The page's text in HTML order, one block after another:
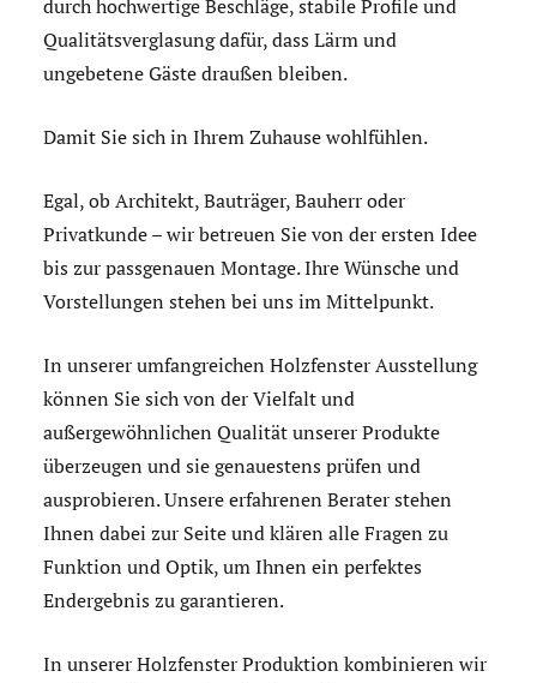
durch hochwertige Beschläge, stabile Profile und
Qualitätsverglasung dafür, dass Lärm und
ungebetene Gäste draußen bleiben.
Damit Sie sich in Ihrem Zuhause wohlfühlen.
Egal, ob Architekt, Bauträger, Bauherr oder
Privatkunde – wir betreuen Sie von der ersten Idee
bis zur passgenauen Montage. Ihre Wünsche und
Vorstellungen stehen bei uns im Mittelpunkt.
In unserer umfangreichen Holzfenster Ausstellung
können Sie sich von der Vielfalt und
außergewöhnlichen Qualität unserer Produkte
überzeugen und sie genauestens prüfen und
ausprobieren. Unsere erfahrenen Berater stehen
Ihnen dabei zur Seite und klären alle Fragen zu
Funktion und Optik, um Ihnen ein perfektes
Endergebnis zu garantieren.
In unserer Holzfenster Produktion kombinieren wir